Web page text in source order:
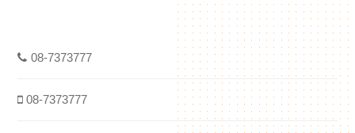
08-7373777
08-7373777